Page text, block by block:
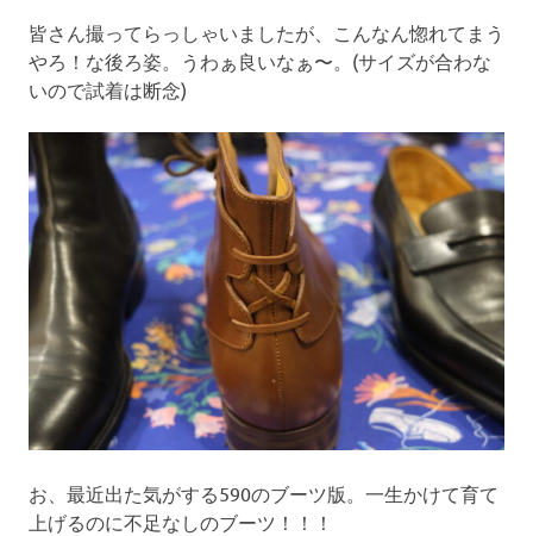
皆さん撮ってらっしゃいましたが、こんなん惚れてまう
やろ！な後ろ姿。うわぁ良いなぁ〜。(サイズが合わな
いので試着は断念)
お、最近出た気がする590のブーツ版。一生かけて育て
上げるのに不足なしのブーツ！！！